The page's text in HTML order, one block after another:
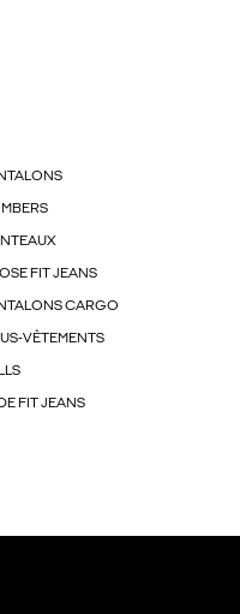
FIT JEANS
CARGO
VÊTEMENTS
FIT JEANS